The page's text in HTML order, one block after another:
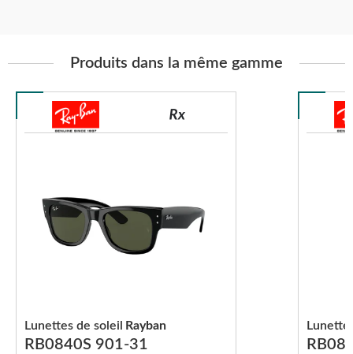
Produits dans la même gamme
RB0840S 901-31
Lunettes de soleil Rayban